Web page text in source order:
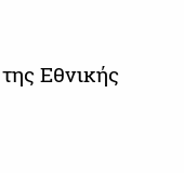
Εθνικής